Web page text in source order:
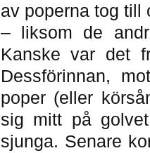
av poperna tog till
– liksom de
Kanske var det
Dessförinnan,
poper (eller
sig mitt på
sjunga. Senare